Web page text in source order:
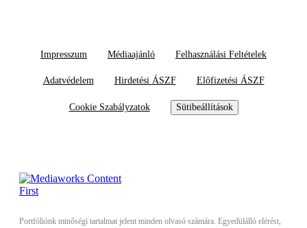
Impresszum Médiaajánló Felhasználási Feltételek
Adatvédelem Hirdetési ÁSZF Előfizetési ÁSZF
Cookie Szabályzatok Sütibeállítások
Portfóliónk minőségi tartalmat jelent minden olvasó számára. Egyedülálló elérést,